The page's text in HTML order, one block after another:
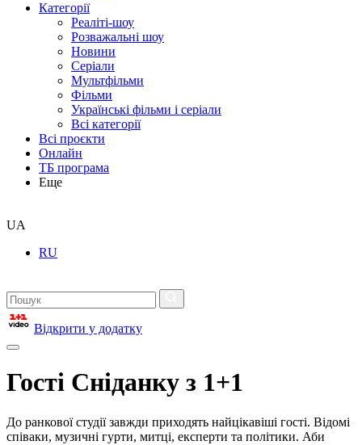
Категорії
Реаліті-шоу
Розважальні шоу
Новини
Серіали
Мультфільми
Фільми
Українські фільми і серіали
Всі категорії
Всі проєкти
Онлайн
ТБ програма
Еще
UA
RU
Відкрити у додатку
Гості Сніданку з 1+1
До ранкової студії завжди приходять найцікавіші гості. Відомі
співаки, музичні гурти, митці, експерти та політики. Аби